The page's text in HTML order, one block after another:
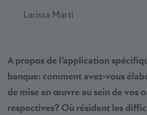
Larissa Marti
A propos de l’application
banque: comment avez-vous
de mise en œuvre au sein de vos
respectives? Où résident les